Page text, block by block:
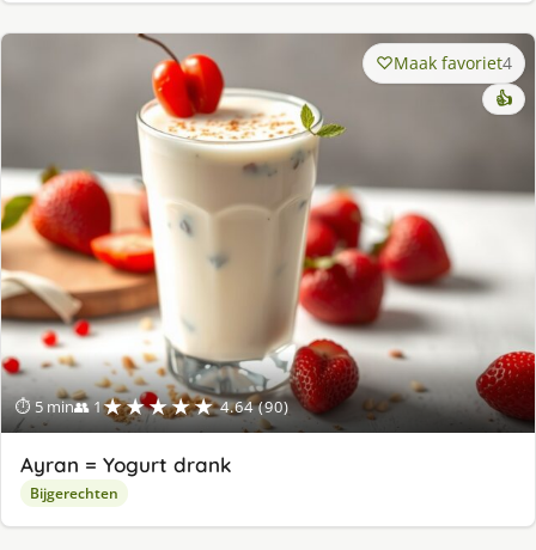
⏱ 5 min👥 1★★★★★ 4.64 (90)
Maak favoriet4
👍
Ayran = Yogurt drank
Bijgerechten